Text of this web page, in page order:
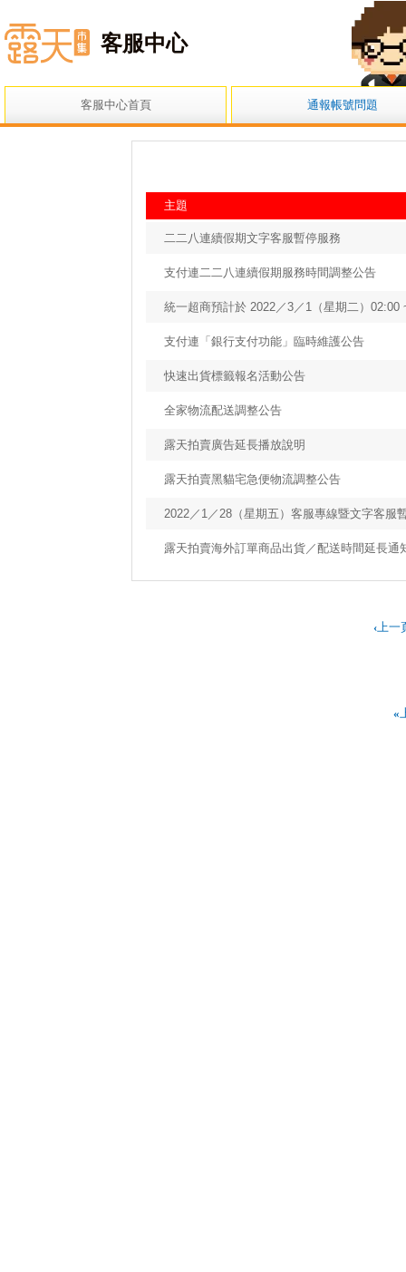
客服中心
小露露
客服中心首頁 通報帳號問題
主題
二二八連續假期文字客服暫停服務
支付連二二八連續假期服務時間調整公告
統一超商預計於 2022／3／1（星期二）
支付連「銀行支付功能」臨時維護公告
快速出貨標籤報名活動公告
全家物流配送調整公告
露天拍賣廣告延長播放說明
露天拍賣黑貓宅急便物流調整公告
2022／1／28（星期五）客服專線暨文字客服
露天拍賣海外訂單商品出貨／配送時間延長通
‹上一
«